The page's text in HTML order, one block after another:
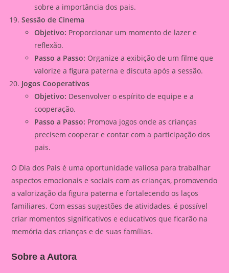
sobre a importância dos pais.
Sessão de Cinema
Objetivo: Proporcionar um momento de lazer e
reflexão.
Passo a Passo: Organize a exibição de um filme que
valorize a figura paterna e discuta após a sessão.
Jogos Cooperativos
Objetivo: Desenvolver o espírito de equipe e a
cooperação.
Passo a Passo: Promova jogos onde as crianças
precisem cooperar e contar com a participação dos
pais.
O Dia dos Pais é uma oportunidade valiosa para trabalhar
aspectos emocionais e sociais com as crianças, promovendo
a valorização da figura paterna e fortalecendo os laços
familiares. Com essas sugestões de atividades, é possível
criar momentos significativos e educativos que ficarão na
memória das crianças e de suas famílias.
Sobre a Autora